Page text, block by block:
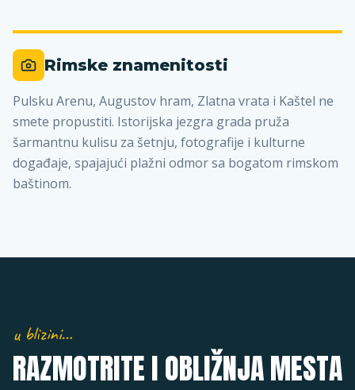
Rimske znamenitosti
Pulsku Arenu, Augustov hram, Zlatna vrata i Kaštel ne
smete propustiti. Istorijska jezgra grada pruža
šarmantnu kulisu za šetnju, fotografije i kulturne
događaje, spajajući plažni odmor sa bogatom rimskom
baštinom.
u blizini…
RAZMOTRITE I OBLIŽNJA MESTA